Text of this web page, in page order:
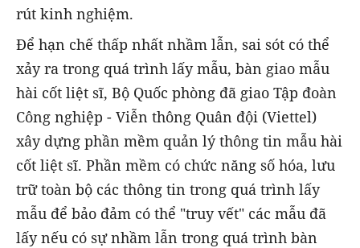
rút kinh nghiệm.
Để hạn chế thấp nhất nhầm lẫn, sai sót có thể
xảy ra trong quá trình lấy mẫu, bàn giao mẫu
hài cốt liệt sĩ, Bộ Quốc phòng đã giao Tập đoàn
Công nghiệp - Viễn thông Quân đội (Viettel)
xây dựng phần mềm quản lý thông tin mẫu hài
cốt liệt sĩ. Phần mềm có chức năng số hóa, lưu
trữ toàn bộ các thông tin trong quá trình lấy
mẫu để bảo đảm có thể "truy vết" các mẫu đã
lấy nếu có sự nhầm lẫn trong quá trình bàn